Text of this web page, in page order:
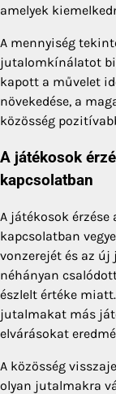
amelyek
A mennyiség
jutalomkínálatot
kapott a művelet
növekedése, a
közösség
A játékosok
kapcsolatban
A játékosok
kapcsolatban
vonzerejét és az
néhányan
észlelt értéke
jutalmakat más
elvárásokat
A közösség
olyan jutalmakra